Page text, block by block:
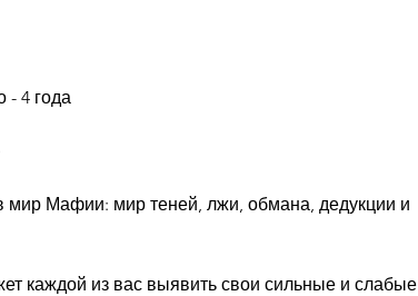
- 4 года
мир Мафии: мир теней, лжи, обмана, дедукции и
каждой из вас выявить свои сильные и слабые